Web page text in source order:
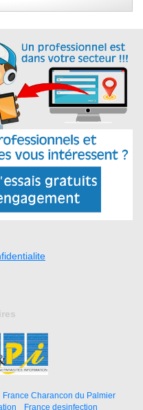
France Charancon du Palmier
France desinfection